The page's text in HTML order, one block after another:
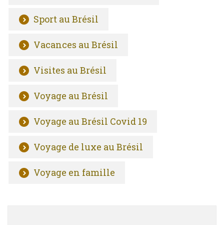
Sport au Brésil
Vacances au Brésil
Visites au Brésil
Voyage au Brésil
Voyage au Brésil Covid 19
Voyage de luxe au Brésil
Voyage en famille